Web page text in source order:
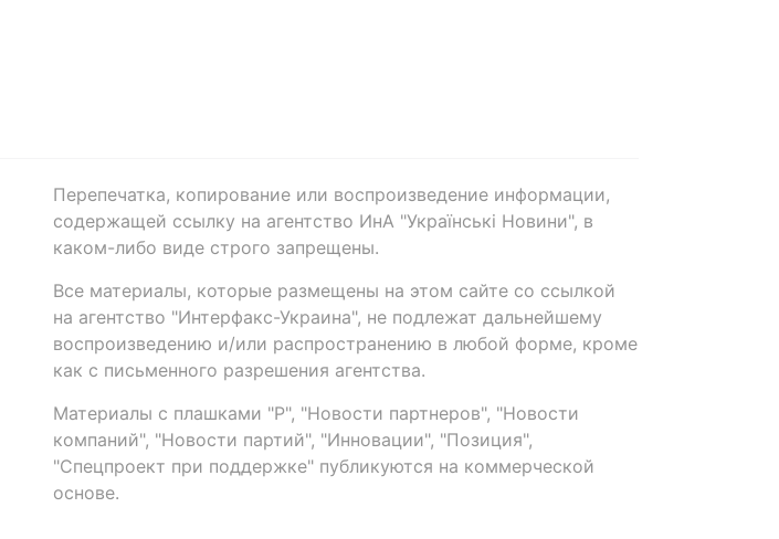
Перепечатка, копирование или воспроизведение информации,
содержащей ссылку на агентство ИнА "Українські Новини", в
каком-либо виде строго запрещены.
Все материалы, которые размещены на этом сайте со ссылкой
на агентство "Интерфакс-Украина", не подлежат дальнейшему
воспроизведению и/или распространению в любой форме, кроме
как с письменного разрешения агентства.
Материалы с плашками "Р", "Новости партнеров", "Новости
компаний", "Новости партий", "Инновации", "Позиция",
"Спецпроект при поддержке" публикуются на коммерческой
основе.